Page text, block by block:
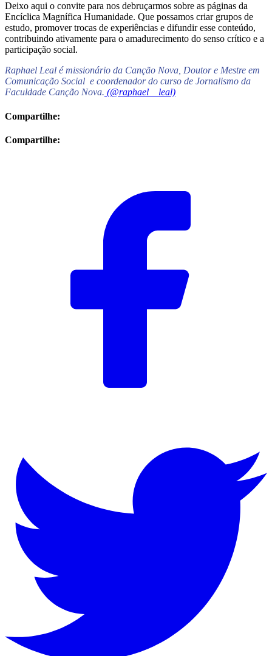
Deixo aqui o convite para nos debruçarmos sobre as páginas da
Encíclica Magnífica Humanidade. Que possamos criar grupos de
estudo, promover trocas de experiências e difundir esse conteúdo,
contribuindo ativamente para o amadurecimento do senso crítico e a
participação social.
Raphael Leal é missionário da Canção Nova, Doutor e Mestre em
Comunicação Social e coordenador do curso de Jornalismo da
Faculdade Canção Nova. (@raphael__leal)
Compartilhe:
Compartilhe: